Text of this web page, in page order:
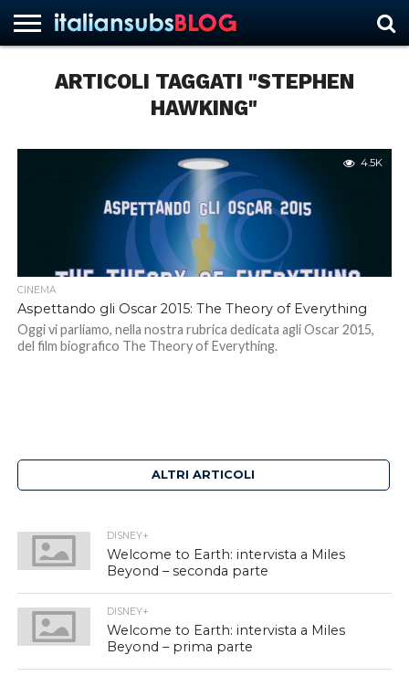
ARTICOLI TAGGATI "STEPHEN
HAWKING"
4.5K
CINEMA
Aspettando gli Oscar 2015: The Theory of Everything
Oggi vi parliamo, nella nostra rubrica dedicata agli Oscar 2015,
del film biografico The Theory of Everything.
ALTRI ARTICOLI
DISNEY+
Welcome to Earth: intervista a Miles
Beyond – seconda parte
DISNEY+
Welcome to Earth: intervista a Miles
Beyond – prima parte